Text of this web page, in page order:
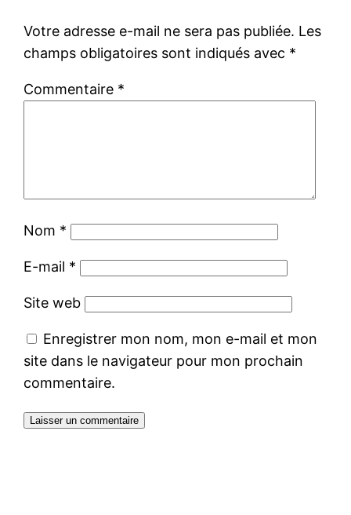
Votre adresse e-mail ne sera pas publiée. Les
champs obligatoires sont indiqués avec *
Commentaire *
Nom *
E-mail *
Site web
Enregistrer mon nom, mon e-mail et mon
site dans le navigateur pour mon prochain
commentaire.